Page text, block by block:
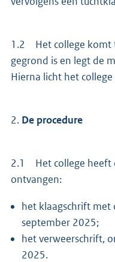
1.2 Het college komt
gegrond is en legt de
Hierna licht het
2. De procedure
2.1 Het college heeft
ontvangen:
het klaagschrift met
september 2025;
het verweerschrift,
2025.